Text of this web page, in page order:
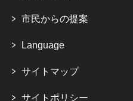
市民からの提案
Language
サイトマップ
サイトポリシー